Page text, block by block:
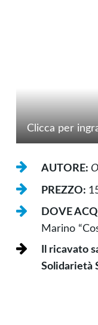
Clicca per
AUTORE:
PREZZO:
DOVE
Marino
Il ricavato
Solidarietà